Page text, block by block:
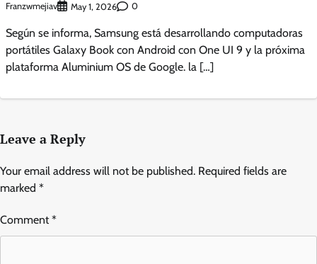
Franzwmejiav May 1, 2026 0
Según se informa, Samsung está desarrollando computadoras
portátiles Galaxy Book con Android con One UI 9 y la próxima
plataforma Aluminium OS de Google. la […]
Leave a Reply
Your email address will not be published. Required fields are
marked *
Comment*